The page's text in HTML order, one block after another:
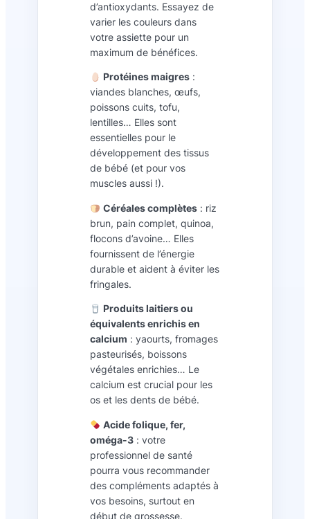
d’antioxydants. Essayez de
varier les couleurs dans
votre assiette pour un
maximum de bénéfices.
Protéines maigres:
viandes blanches, œufs,
poissons cuits, tofu,
lentilles… Elles sont
essentielles pour le
développement des tissus
de bébé (et pour vos
muscles aussi !).
Céréales complètes: riz
brun, pain complet, quinoa,
flocons d’avoine… Elles
fournissent de l’énergie
durable et aident à éviter les
fringales.
Produits laitiers ou
équivalents enrichis en
calcium : yaourts, fromages
pasteurisés, boissons
végétales enrichies… Le
calcium est crucial pour les
os et les dents de bébé.
Acide folique, fer,
oméga-3: votre
professionnel de santé
pourra vous recommander
des compléments adaptés à
vos besoins, surtout en
début de grossesse.